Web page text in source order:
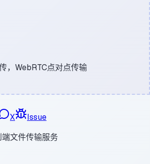
，WebRTC点对点传输
X
Issue
文件传输服务